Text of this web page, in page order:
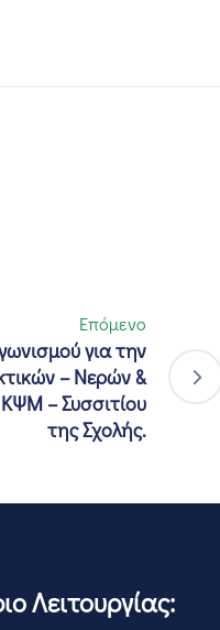
Επόμενο
για την
– Νερών &
ΚΨΜ – Συσσιτίου
της Σχολής.
Λειτουργίας: